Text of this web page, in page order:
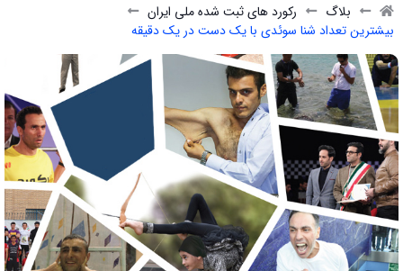
بلاگ
رکورد های ثبت شده ملی ایران
بیشترین تعداد شنا سوئدی با یک دست در یک دقیقه